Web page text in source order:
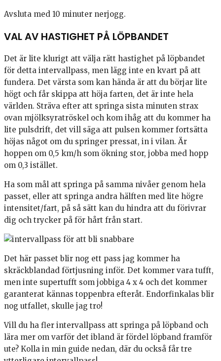
Avsluta med 10 minuter nerjogg.
VAL AV HASTIGHET PÅ LÖPBANDET
Det är lite klurigt att välja rätt hastighet på löpbandet
för detta intervallpass, men lägg inte en kvart på att
fundera. Det värsta som kan hända är att du börjar lite
högt och får skippa att höja farten, det är inte hela
världen. Sträva efter att springa sista minuten strax
ovan mjölksyratröskel och kom ihåg att du kommer ha
lite pulsdrift, det vill säga att pulsen kommer fortsätta
höjas något om du springer pressat, in i vilan. Är
hoppen om 0,5 km/h som ökning stor, jobba med hopp
om 0,3 istället.
Ha som mål att springa på samma nivåer genom hela
passet, eller att springa andra hälften med lite högre
intensitet/fart, på så sätt kan du hindra att du förivrar
dig och trycker på för hårt från start.
Det här passet blir nog ett pass jag kommer ha
skräckblandad förtjusning inför. Det kommer vara tufft,
men inte supertufft som jobbiga 4 x 4 och det kommer
garanterat kännas toppenbra efteråt. Endorfinkalas blir
nog utfallet, skulle jag tro!
Vill du ha fler intervallpass att springa på löpband och
lära mer om varför det ibland är fördel löpband framför
ute? Kolla in min guide nedan, där du också får tre